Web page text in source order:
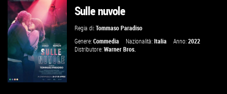
GUARDA IL TRAILER
VAI ALLA SCHEDA
Sulle nuvole
Regia di:Tommaso Paradiso
Genere:Commedia Nazionalità:Italia Anno:2022
Distributore:Warner Bros.